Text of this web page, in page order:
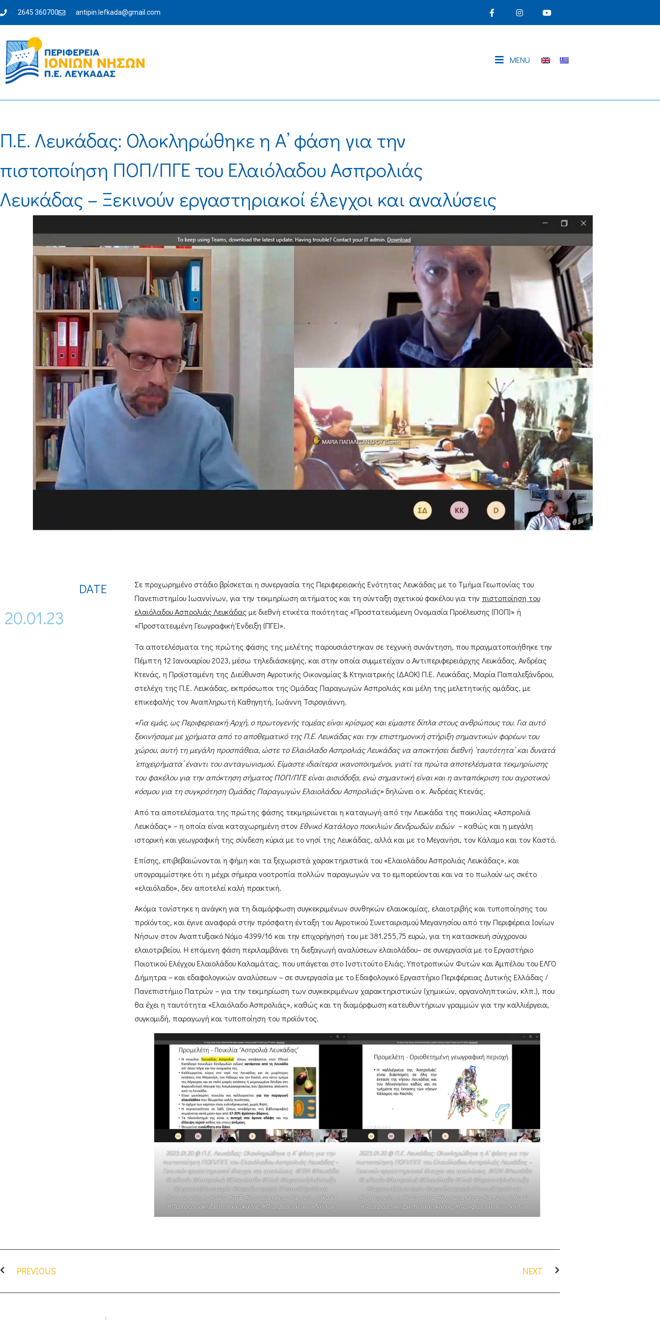
2645 360700 antipin.lefkada@gmail.com
MENU
Π.Ε. Λευκάδας: Ολοκληρώθηκε η Α’ φάση για την
πιστοποίηση ΠΟΠ/ΠΓΕ του Ελαιόλαδου Ασπρολιάς
Λευκάδας – Ξεκινούν εργαστηριακοί έλεγχοι και αναλύσεις
DATE
20.01.23
Σε προχωρημένο στάδιο βρίσκεται η συνεργασία τηςΠεριφερειακής Ενότητας Λευκάδαςμε το Τμήμα Γεωπονίας του
Πανεπιστημίου Ιωαννίνων, για την τεκμηρίωση αιτήματος και τη σύνταξη σχετικού φακέλου για την πιστοποίηση του
ελαιόλαδου Ασπρολιάς Λευκάδαςμε διεθνή ετικέτα ποιότητας«Προστατευόμενη Ονομασία Προέλευσης (ΠΟΠ)»ή
«Προστατευμένη Γεωγραφική Ένδειξη (ΠΓΕ)».
Τα αποτελέσματα της πρώτης φάσης της μελέτης παρουσιάστηκαν σε τεχνική συνάντηση, που πραγματοποιήθηκε την
Πέμπτη 12 Ιανουαρίου 2023, μέσω τηλεδιάσκεψης, και στην οποία συμμετείχαν οΑντιπεριφερειάρχης Λευκάδας, Ανδρέας
Κτενάς, η Προϊσταμένη της Διεύθυνση Αγροτικής Οικονομίας & Κτηνιατρικής (ΔΑΟΚ) Π.Ε. Λευκάδας, Μαρία Παπαλεξάνδρου,
στελέχη της Π.Ε. Λευκάδας, εκπρόσωποι τηςΟμάδας Παραγωγών Ασπρολιάςκαι μέλη της μελετητικής ομάδας, με
επικεφαλής τον Αναπληρωτή Καθηγητή, Ιωάννη Τσιρογιάννη.
«Για εμάς, ως Περιφερειακή Αρχή, ο πρωτογενής τομέας είναι κρίσιμος και είμαστε δίπλα στους ανθρώπους του. Για αυτό
ξεκινήσαμε με χρήματα από το αποθεματικό της Π.Ε. Λευκάδας και την επιστημονική στήριξη σημαντικών φορέων του
χώρου, αυτή τη μεγάλη προσπάθεια, ώστε το Ελαιόλαδο Ασπρολιάς Λευκάδας να αποκτήσει διεθνή ‘ταυτότητα’ και δυνατά
‘επιχειρήματα’ έναντι του ανταγωνισμού. Είμαστε ιδιαίτερα ικανοποιημένοι, γιατί τα πρώτα αποτελέσματα τεκμηρίωσης
του φακέλου για την απόκτηση σήματος ΠΟΠ/ΠΓΕ είναι αισιόδοξα, ενώ σημαντική είναι και η ανταπόκριση του αγροτικού
κόσμου για τη συγκρότηση Ομάδας Παραγωγών Ελαιολάδου Ασπρολιάς»δηλώνει οκ. Ανδρέας Κτενάς.
Από τα αποτελέσματα της πρώτης φάσης τεκμηριώνεται η καταγωγή από την Λευκάδατης ποικιλίας«Ασπρολιά
Λευκάδας» – η οποία είναι καταχωρημένη στον Εθνικό Κατάλογο ποικιλιών δενδρωδών ειδών – καθώς και η μεγάλη
ιστορική και γεωγραφική της σύνδεση κύρια με το νησί τηςΛευκάδας, αλλά και με τοΜεγανήσι, τον Κάλαμοκαι τον Καστό.
Επίσης, επιβεβαιώνονται η φήμη και τα ξεχωριστά χαρακτηριστικά του«Ελαιολάδου Ασπρολιάς Λευκάδας», και
υπογραμμίστηκε ότι η μέχρι σήμερα νοοτροπία πολλών παραγωγών να το εμπορεύονται και να το πωλούν ως σκέτο
«ελαιόλαδο», δεν αποτελεί καλή πρακτική.
Ακόμα τονίστηκε η ανάγκη για τη διαμόρφωση συγκεκριμένων συνθηκών ελαιοκομίας, ελαιοτριβής και τυποποίησης του
προϊόντος, και έγινε αναφορά στην πρόσφατη ένταξη τουΑγροτικού Συνεταιρισμού Μεγανησίουαπό την Περιφέρεια Ιονίων
Νήσων στον Αναπτυξιακό Νόμο 4399/16 και την επιχορήγησή του με 381.255,75 ευρώ, για τη κατασκευή σύγχρονου
ελαιοτριβείου. Η επόμενη φάση περιλαμβάνει τη διεξαγωγή αναλύσεων ελαιολάδου– σε συνεργασία με τοΕργαστήριο
Ποιοτικού Ελέγχου Ελαιολάδου Καλαμάτας, που υπάγεται στο Ινστιτούτο Ελιάς, Υποτροπικών Φυτών και Αμπέλου του ΕΛΓΟ
Δήμητρα– και εδαφολογικών αναλύσεων – σε συνεργασία με τοΕδαφολογικό Εργαστήριο Περιφέρειας Δυτικής Ελλάδας /
Πανεπιστήμιο Πατρών – για την τεκμηρίωση των συγκεκριμένων χαρακτηριστικών (χημικών, οργανοληπτικών, κλπ.), που
θα έχει η ταυτότητα«Ελαιόλαδο Ασπρολιάς», καθώς και τη διαμόρφωση κατευθυντήριων γραμμών για την καλλιέργεια,
συγκομιδή, παραγωγή και τυποποίηση του προϊόντος.
2023.01.20 @ Π.Ε. Λευκάδας: Ολοκληρώθηκε η Α’ φάση για την
πιστοποίηση ΠΟΠ/ΠΓΕ του Ελαιόλαδου Ασπρολιάς Λευκάδας –
Ξεκινούν εργαστηριακοί έλεγχοι και αναλύσεις. #ΠΙΝ #Λευκάδα
#Lefkada #Ασπρολιά #Ελαιόλαδο #Ελιά #ΑγροτικήΑνάπτυξη
#ΑγροτικήΟικονομίσ #Αγροδιατροφή #ΤοπικάΠροϊόντα
#Πιστοποίηση #ΠΟΠ #ΠΓΕ #ktenasandreas #antipin_lefkada
#ΠεριφερειακήΕνότηταΛευκάδας #ΠεριφέρειαΙονίωνΝήσων
2023.01.20 @ Π.Ε. Λευκάδας: Ολοκληρώθηκε η Α’ φάση για την
πιστοποίηση ΠΟΠ/ΠΓΕ του Ελαιόλαδου Ασπρολιάς Λευκάδας –
Ξεκινούν εργαστηριακοί έλεγχοι και αναλύσεις. #ΠΙΝ #Λευκάδα
#Lefkada #Ασπρολιά #Ελαιόλαδο #Ελιά #ΑγροτικήΑνάπτυξη
#ΑγροτικήΟικονομίσ #Αγροδιατροφή #ΤοπικάΠροϊόντα
#Πιστοποίηση #ΠΟΠ #ΠΓΕ #ktenasandreas #antipin_lefkada
#ΠεριφερειακήΕνότηταΛευκάδας #ΠεριφέρειαΙονίωνΝήσων
PREVIOUS NEXT